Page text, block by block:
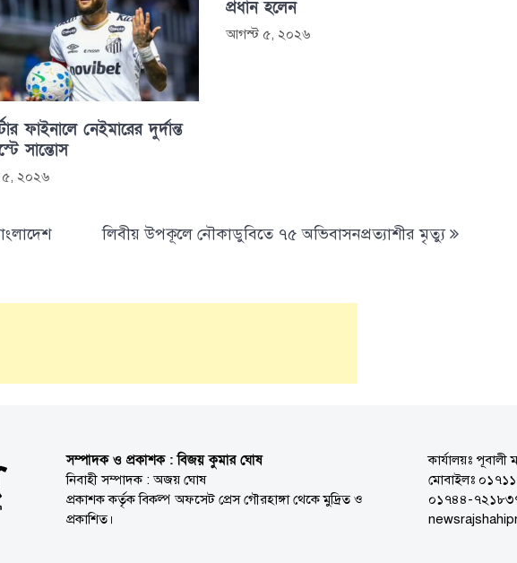
ফাইনালে নেইমারের দুর্দান্ত
সান্তোস
২০২৬
প্রধান হলেন
আগস্ট ৫, ২০২৬
লিবীয় উপকূলে নৌকাডুবিতে ৭৫ অভিবাসনপ্রত্যাশীর মৃত্যু
সম্পাদক ও প্রকাশক : বিজয় কুমার ঘোষ
নিবাহী সম্পাদক : অজয় ঘোষ
প্রকাশক কর্তৃক বিকল্প অফসেট প্রেস গৌরহাঙ্গা থেকে মুদ্রিত ও
প্রকাশিত।
কার্যালয়ঃ পূবালী
মোবাইলঃ
০১৭৪৪-